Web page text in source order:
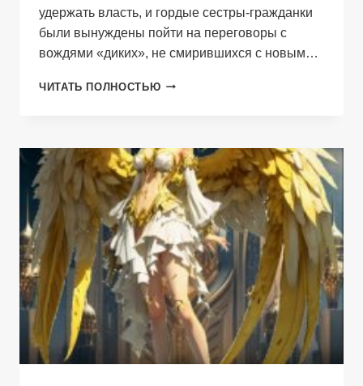
удержать власть, и гордые сестры-гражданки
были вынуждены пойти на переговоры с
вождями «диких», не смирившихся с новым…
ЧИТАТЬ ПОЛНОСТЬЮ ЛОВУШКА